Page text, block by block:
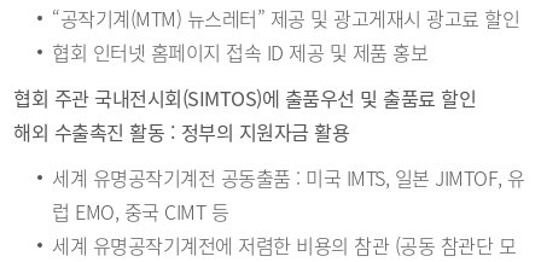
“공작기계(MTM) 뉴스레터” 제공 및 광고게재시 광고료 할인
협회 인터넷 홈페이지 접속 ID 제공 및 제품 홍보
협회 주관 국내전시회(SIMTOS)에 출품우선 및 출품료 할인
해외 수출촉진 활동 : 정부의 지원자금 활용
세계 유명공작기계전 공동출품 : 미국 IMTS, 일본 JIMTOF, 유
럽 EMO, 중국 CIMT 등
세계 유명공작기계전에 저렴한 비용의 참관 (공동 참관단 모